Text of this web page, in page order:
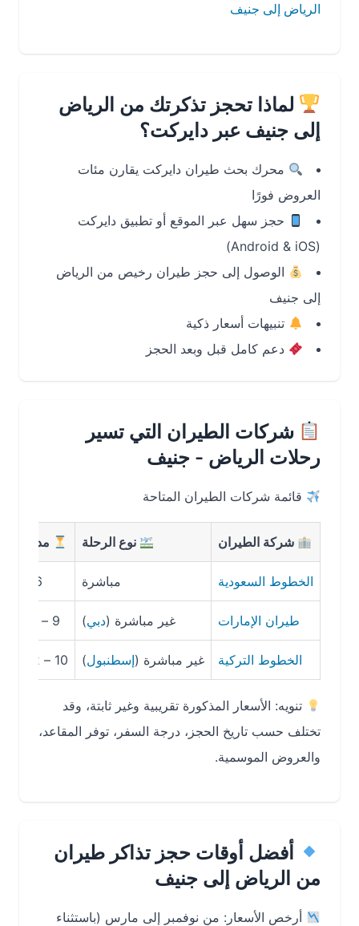
الرياض إلى جنيف
لماذا تحجز تذكرتك من الرياض
إلى جنيف عبر دايركت؟
محرك بحث طيران دايركت يقارن مئات
العروض فورًا
حجز سهل عبر الموقع أو تطبيق دايركت
الوصول إلى حجز طيران رخيص من الرياض
إلى جنيف
تنبيهات أسعار ذكية
دعم كامل قبل وبعد الحجز
شركات الطيران التي تسير
رحلات الرياض - جنيف
قائمة شركات الطيران المتاحة
شركة الطيران نوع الرحلة مدة الرحلة
الخطوط السعودية مباشرة
طيران الإمارات غير مباشرة (دبي) 9 – 11 ساعة
الخطوط التركية غير مباشرة (إسطنبول) 10 – 12 ساعة
تنويه: الأسعار المذكورة تقريبية وغير ثابتة، وقد
تختلف حسب تاريخ الحجز، درجة السفر، توفر المقاعد،
والعروض الموسمية.
أفضل أوقات حجز تذاكر طيران
من الرياض إلى جنيف
أرخص الأسعار: من نوفمبر إلى مارس (باستثناء